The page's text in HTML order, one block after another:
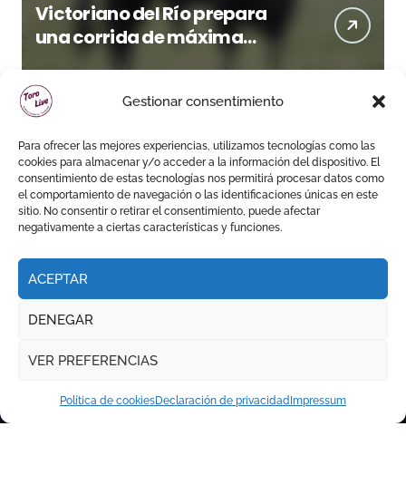
Gestionar consentimiento
Para ofrecer las mejores experiencias, utilizamos tecnologías como las
cookies para almacenar y/o acceder a la información del dispositivo. El
consentimiento de estas tecnologías nos permitirá procesar datos como
el comportamiento de navegación o las identificaciones únicas en este
sitio. No consentir o retirar el consentimiento, puede afectar
negativamente a ciertas características y funciones.
ACEPTAR
DENEGAR
VER PREFERENCIAS
Política de cookiesDeclaración de privacidad Impressum
Victoriano del Río prepara
una corrida de máxima
seriedad para Ciudad Real
(En Vídeo)